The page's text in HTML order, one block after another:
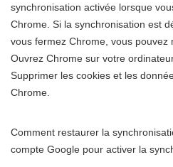
synchronisation activée lorsque
Chrome. Si la synchronisation est
vous fermez Chrome, vous pouvez
Ouvrez Chrome sur votre
Supprimer les cookies et les
Chrome.
Comment restaurer la
compte Google pour activer la